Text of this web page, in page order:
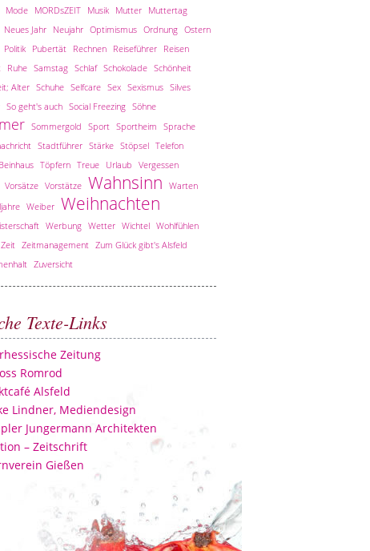
Mode MORDsZEIT Musik Mutter
Muttertag
Neues Jahr Neujahr Optimismus Ordnung Ostern
Politik Pubertät Rechnen Reiseführer
Reisen
Ruhe Samstag Schlaf Schokolade Schönheit
Alter Schuhe Selfcare Sex Sexismus Silves
So geht's auch Social Freezing Söhne
Sommergold Sport Sportheim Sprache
Stadtführer Stärke Stöpsel Telefon
Töpfern Treue Urlaub Vergessen
Vorsätze Vorstätze Wahnsinn Warten
Weiber Weihnachten
Werbung Wetter Wichtel Wohlfühlen
Zeit Zeitmanagement Zum Glück gibt's Alsfeld
Zuversicht
Texte-Links
Zeitung
Romrod
Alsfeld
Lindner, Mediendesign
Jungermann Architekten
– Zeitschrift
Gießen